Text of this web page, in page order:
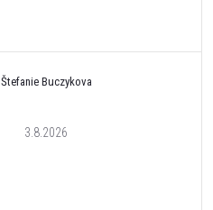
Štefanie Buczykova
3.8.2026